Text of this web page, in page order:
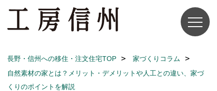
長野・信州への移住・注文住宅TOP
家づくりコラム
自然素材の家とは？メリット・デメリットや人工との違い、家づ
くりのポイントを解説